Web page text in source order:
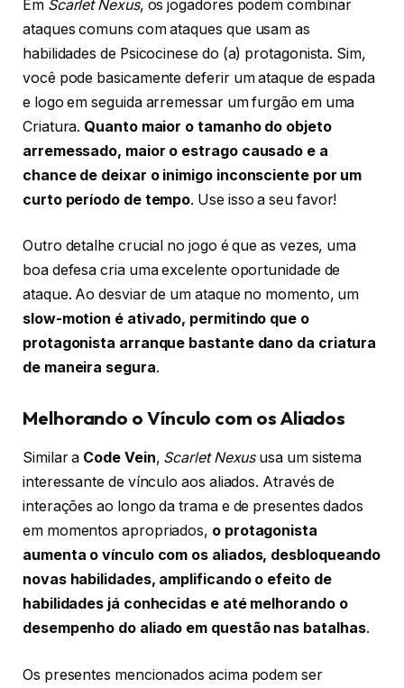
Em Scarlet Nexus, os jogadores podem combinar
ataques comuns com ataques que usam as
habilidades de Psicocinese do (a) protagonista. Sim,
você pode basicamente deferir um ataque de espada
e logo em seguida arremessar um furgão em uma
Criatura. Quanto maior o tamanho do objeto
arremessado, maior o estrago causado e a
chance de deixar o inimigo inconsciente por um
curto período de tempo. Use isso a seu favor!
Outro detalhe crucial no jogo é que as vezes, uma
boa defesa cria uma excelente oportunidade de
ataque. Ao desviar de um ataque no momento, um
slow-motion é ativado, permitindo que o
protagonista arranque bastante dano da criatura
de maneira segura.
Melhorando o Vínculo com os Aliados
Similar a Code Vein, Scarlet Nexususa um sistema
interessante de vínculo aos aliados. Através de
interações ao longo da trama e de presentes dados
em momentos apropriados, o protagonista
aumenta o vínculo com os aliados, desbloqueando
novas habilidades, amplificando o efeito de
habilidades já conhecidas e até melhorando o
desempenho do aliado em questão nas batalhas.
Os presentes mencionados acima podem ser